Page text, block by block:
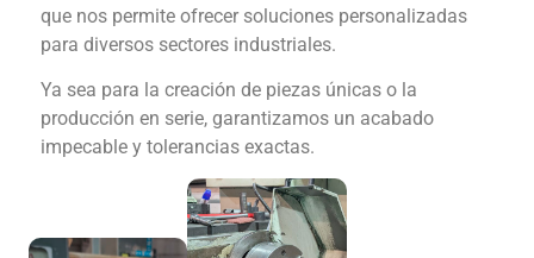
que nos permite ofrecer soluciones personalizadas
para diversos sectores industriales.
Ya sea para la creación de piezas únicas o la
producción en serie, garantizamos un acabado
impecable y tolerancias exactas.